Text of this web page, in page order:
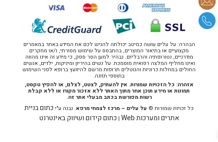
הבהרה: על עלים עושה כמיטב יכולתה להגיש לכם את המידע באתר במאמרים
מקצועיים או בתיאור המוצרים, בהתבסס על שימוש מסורתי, ו/או מחקרים
מודרניים, נטורופתיה והרבליזם. נבהיר למען הסר ספק, כי מידע זה אינו מהווה
ואינו מחליף המלצה רפואית מוסמכת. על נשים בהיריון ומיניקות, ילדים, אנשים
החולים במחלות כרוניות והנוטלים תרופות מרשם להיוועץ ברופא לפני השימוש
בתוספי תזונה.
אזהרה: כל הזכויות שמורות. אין להעתיק, לצטט, לצלם, או להפיץ טקסט,
תמונות או מידע תוכן אחר מתוך האתר ללא אזכור מקורו או ללא קבלת
רשות מפורשת בכתב מבעלי אתר זה.
כל זכויות שמורות © על עלים – מרכז לצמחי מרפא. נבנה ע"יכתום בניית
אתרים ומערכות Web
| כתום קידום ושיווק באינטרנט